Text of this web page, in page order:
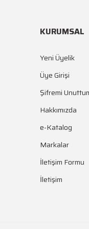
KURUMSAL
Yeni Üyelik
Üye Girişi
Şifremi
Hakkımızda
e-Katalog
Markalar
İletişim Formu
İletişim